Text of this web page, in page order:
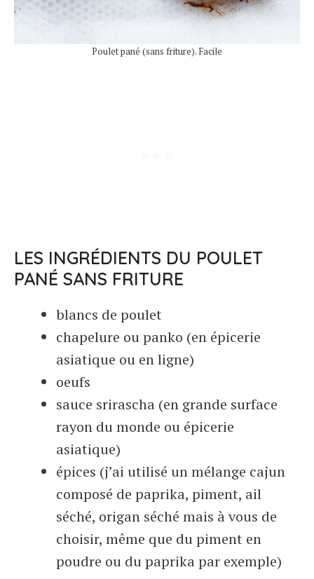
Poulet pané (sans friture). Facile
LES INGRÉDIENTS DU POULET
PANÉ SANS FRITURE
blancs de poulet
chapelure ou panko (en épicerie
asiatique ou en ligne)
oeufs
sauce srirascha (en grande surface
rayon du monde ou épicerie
asiatique)
épices (j’ai utilisé un mélange cajun
composé de paprika, piment, ail
séché, origan séché mais à vous de
choisir, même que du piment en
poudre ou du paprika par exemple)